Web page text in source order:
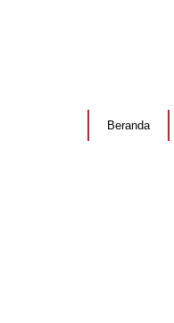
Beranda